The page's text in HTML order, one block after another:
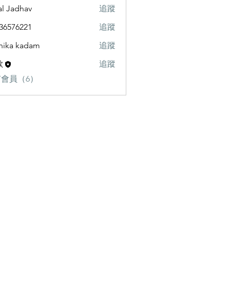
Jadhav
追蹤
追蹤
kadam
追蹤
追蹤
員（6）